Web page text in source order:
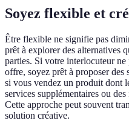
Soyez flexible et
Être flexible ne signifie pas
prêt à explorer des alternatives
parties. Si votre interlocuteur
offre, soyez prêt à proposer des
si vous vendez un produit dont
services supplémentaires ou
Cette approche peut souvent
solution créative.